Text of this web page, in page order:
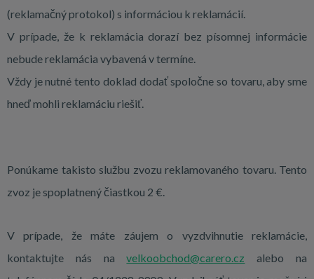
(reklamačný protokol) s informáciou k reklamácií.
V prípade, že k reklamácia dorazí bez písomnej informácie
nebude reklamácia vybavená v termíne.
Vždy je nutné tento doklad dodať spoločne so tovaru, aby sme
hneď mohli reklamáciu riešiť.
Ponúkame takisto službu zvozu reklamovaného tovaru. Tento
zvoz je spoplatnený čiastkou 2 €.
V prípade, že máte záujem o vyzdvihnutie reklamácie,
kontaktujte nás navelkoobchod@carero.cz alebo na